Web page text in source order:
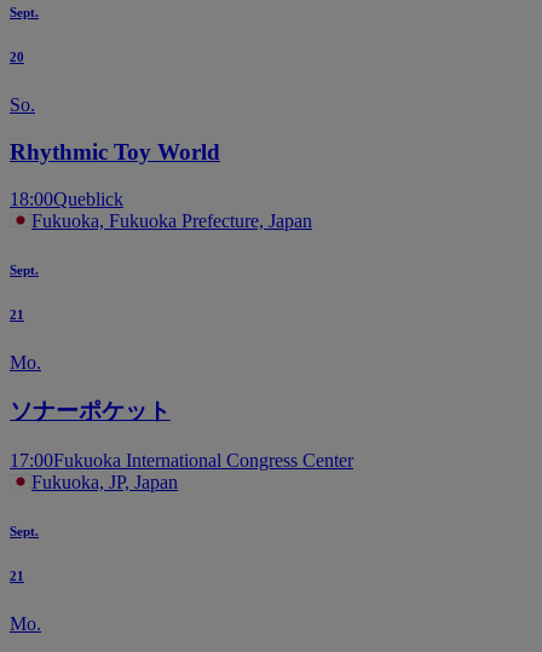
Sept.
20
So.
Rhythmic Toy World
18:00Queblick
Fukuoka, Fukuoka Prefecture, Japan
Sept.
21
Mo.
ソナーポケット
17:00Fukuoka International Congress Center
Fukuoka, JP, Japan
Sept.
21
Mo.